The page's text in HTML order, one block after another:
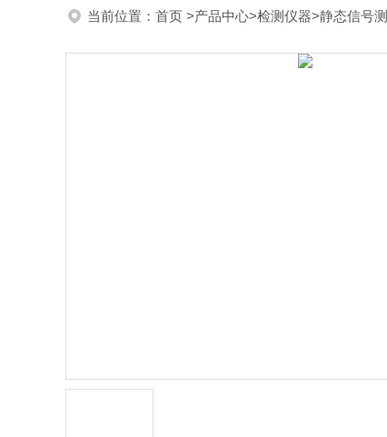
当前位置： 首页 >产品中心>检测仪器>静态信号